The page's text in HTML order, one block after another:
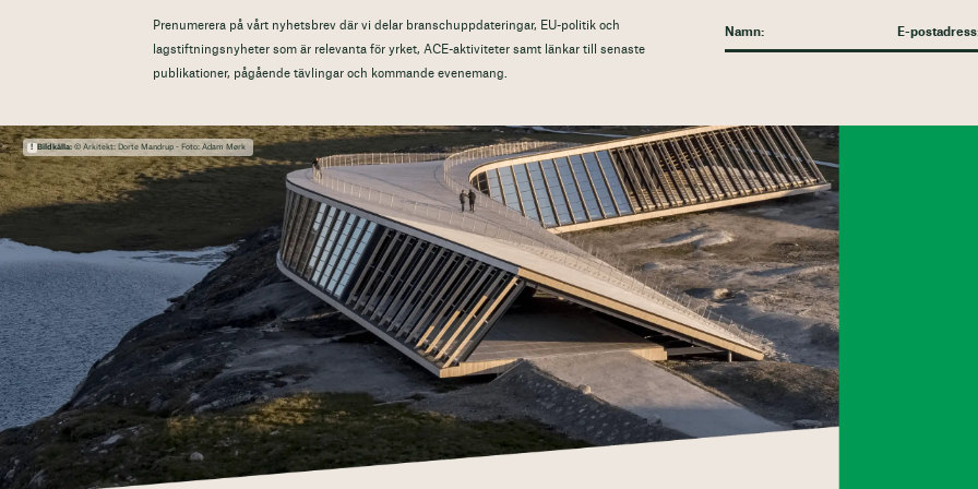
Prenumerera på vårt nyhetsbrev där vi delar branschuppdateringar, EU-politik och
lagstiftningsnyheter som är relevanta för yrket, ACE-aktiviteter samt länkar till senaste
publikationer, pågående tävlingar och kommande evenemang.
Bildkälla:© Arkitekt: Dorte Mandrup - Foto: Adam Mørk